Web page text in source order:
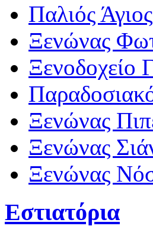
Παλιός
Ξενώνας
Ξενοδοχείο
Ξενώνας
Ξενώνας
Ξενώνας
Εστιατόρια